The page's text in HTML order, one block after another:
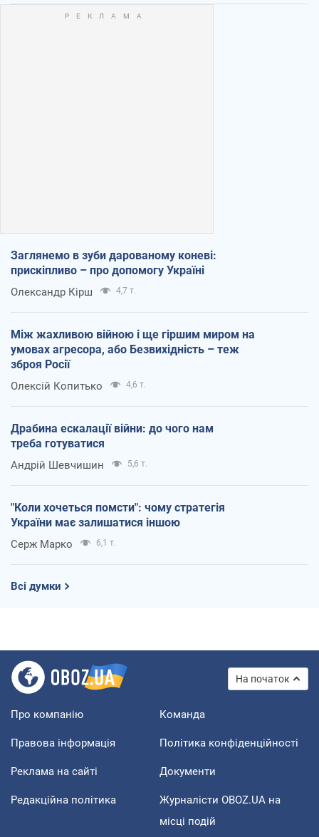
Заглянемо в зуби дарованому коневі:
прискіпливо – про допомогу Україні
Олександр Кірш 4,7 т.
Між жахливою війною і ще гіршим миром на
умовах агресора, або Безвихідність – теж
зброя Росії
Олексій Копитько 4,6 т.
Драбина ескалації війни: до чого нам
треба готуватися
Андрій Шевчишин 5,6 т.
"Коли хочеться помсти": чому стратегія
України має залишатися іншою
Серж Марко 6,1 т.
Всі думки
На початок
Про компанію Команда
Правова інформація Політика конфіденційності
Реклама на сайті Документи
Редакційна політика
Журналісти OBOZ.UA на
місці подій